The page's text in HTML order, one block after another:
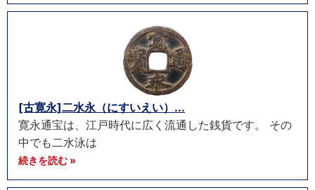
[古寛永]二水永（にすいえい）...
寛永通宝は、江戸時代に広く流通した銭貨です。 その
中でも二水泳は
続きを読む »